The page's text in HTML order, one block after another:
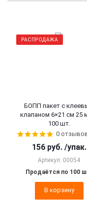
РАСПРОДАЖА
БОПП пакет с
клапаном 6×21 см 25
100 шт.
0
156 руб. /упак.
Артикул: 00054
Продаётся по 100
В корзину